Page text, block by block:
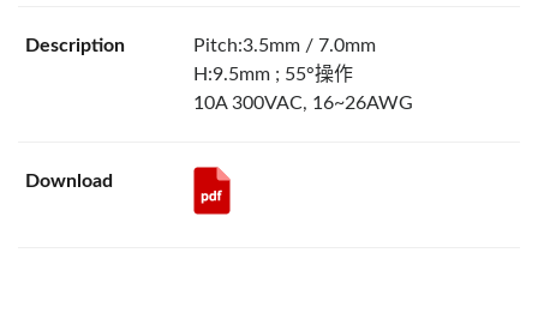
Pitch:3.5mm / 7.0mm
H:9.5mm ; 55°操作
10A 300VAC, 16~26AWG